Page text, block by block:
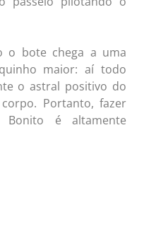
o bote chega a uma
maior: aí todo
o astral positivo do
Portanto, fazer
é altamente